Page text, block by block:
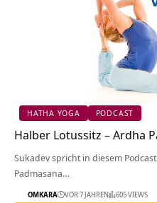
HATHA YOGA PODCAST
Halber Lotussitz – Ardha
Sukadev spricht in diesem
Padmasana…
OMKARA VOR 7 JAHREN 605 VIEWS